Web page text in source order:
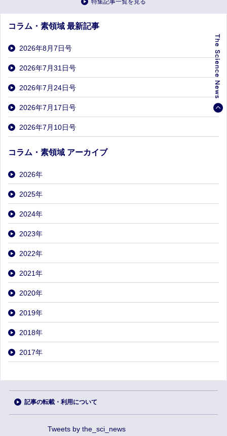
特集記事一覧を見る
コラム・素領域 最新記事
2026年8月7日号
2026年7月31日号
2026年7月24日号
2026年7月17日号
2026年7月10日号
コラム・素領域 アーカイブ
2026年
2025年
2024年
2023年
2022年
2021年
2020年
2019年
2018年
2017年
記事の転載・利用について
Tweets by the_sci_news